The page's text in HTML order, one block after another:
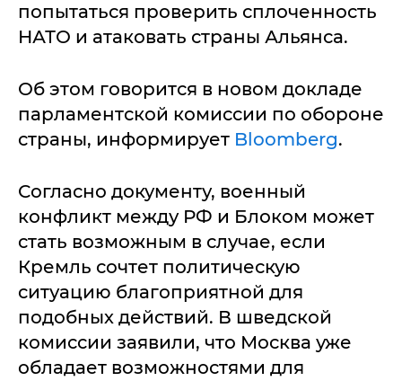
попытаться проверить сплоченность
НАТО и атаковать страны Альянса.
Об этом говорится в новом докладе
парламентской комиссии по обороне
страны, информирует Bloomberg.
Согласно документу, военный
конфликт между РФ и Блоком может
стать возможным в случае, если
Кремль сочтет политическую
ситуацию благоприятной для
подобных действий. В шведской
комиссии заявили, что Москва уже
обладает возможностями для